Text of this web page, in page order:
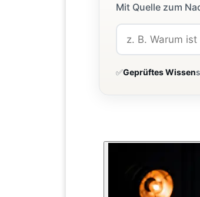
Mit Quelle zum
✅Geprüftes Wissen